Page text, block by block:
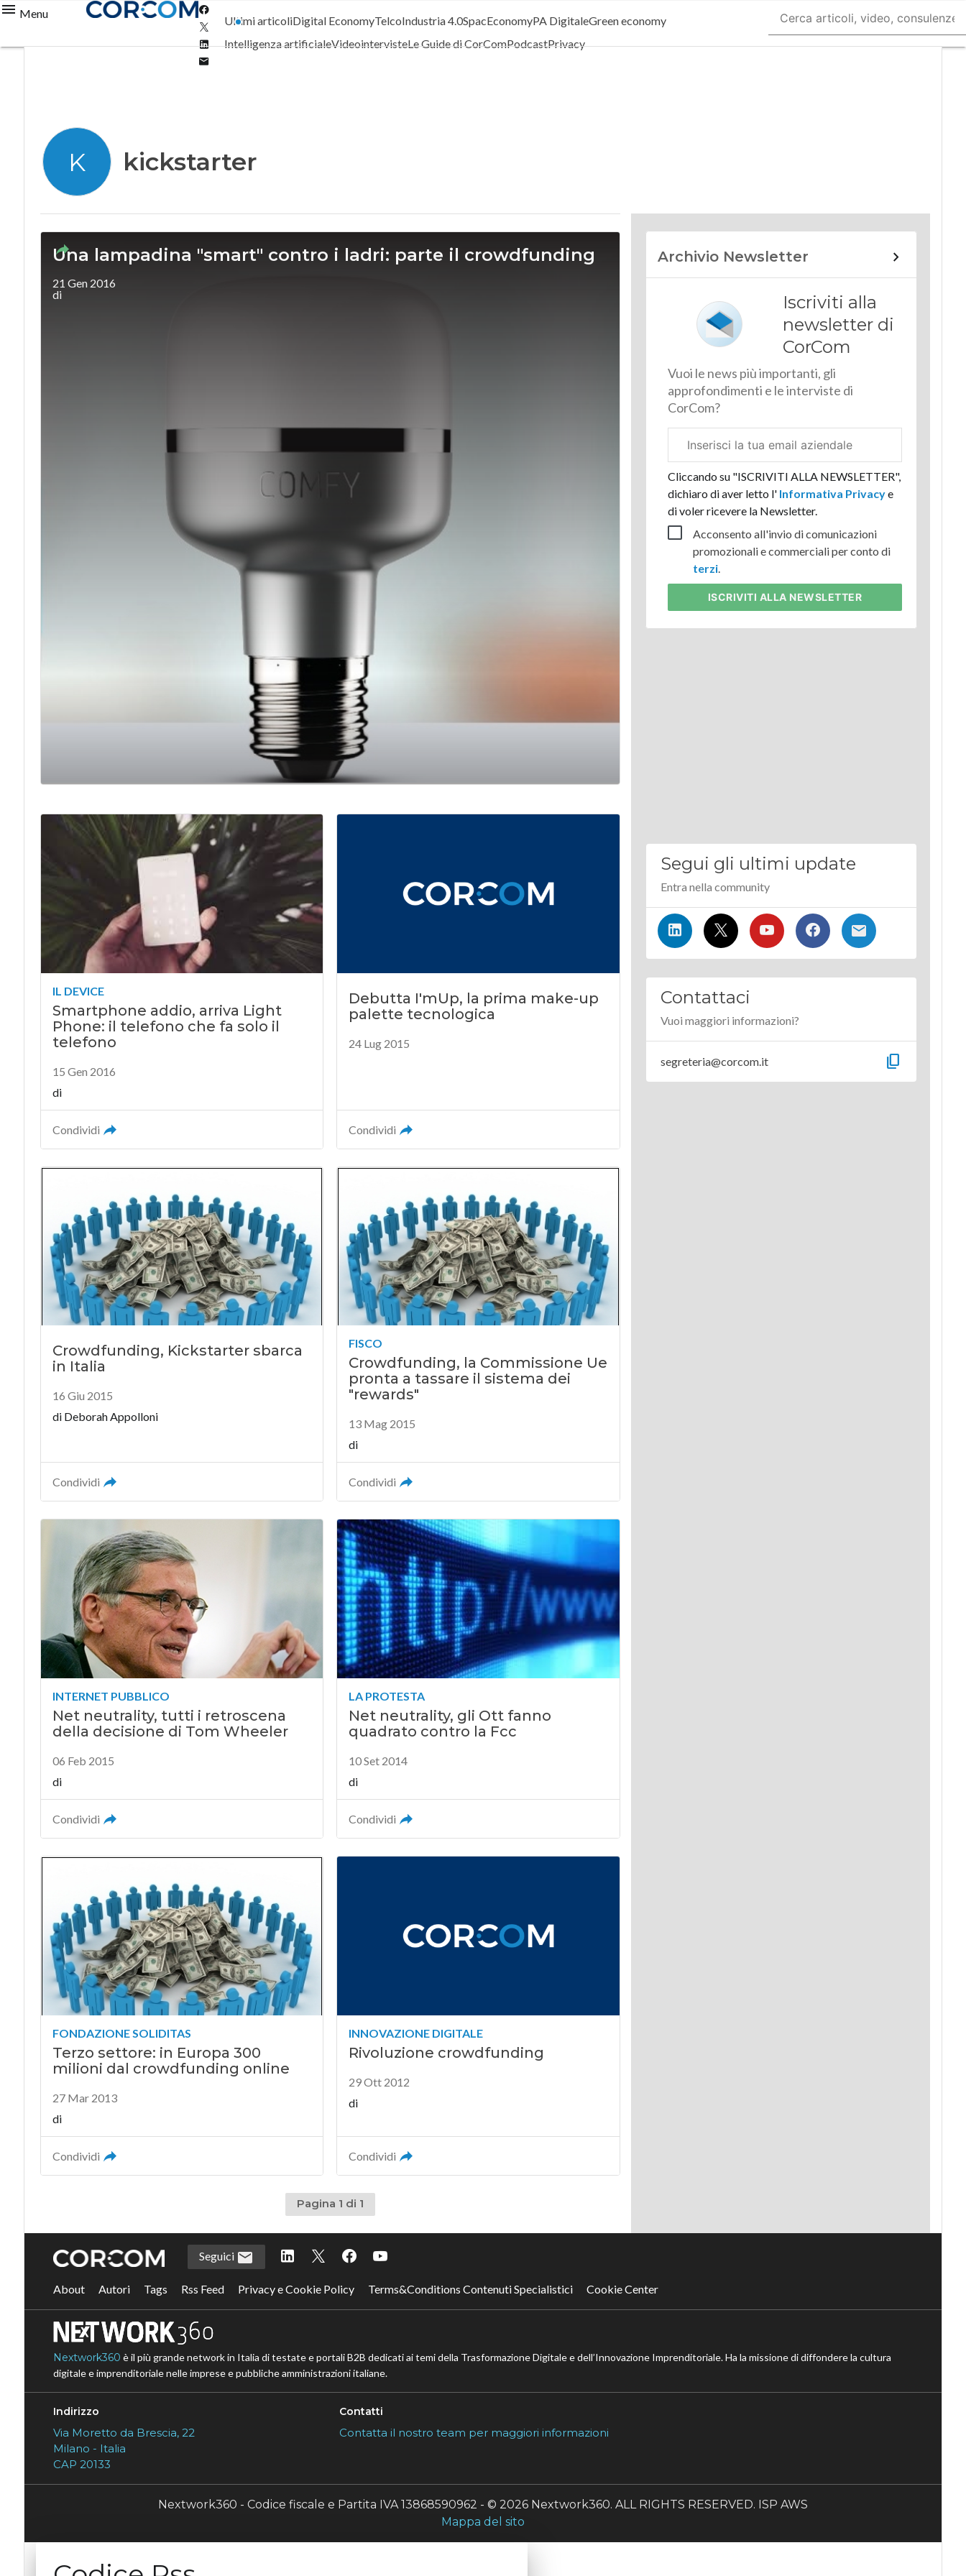
Menu
Twitter
Linkedin
Ultimi articoliDigital EconomyTelcoIndustria 4.0SpacEconomyPA DigitaleGreen economy
Intelligenza artificialeVideointervisteLe Guide di CorComPodcastPrivacy
K kickstarter
Una lampadina "smart" contro i ladri: parte il crowdfunding
21 Gen 2016
di
IL DEVICE
Smartphone addio, arriva Light
Phone: il telefono che fa solo il
telefono
15 Gen 2016
di
Condividi
Debutta I'mUp, la prima make-up
palette tecnologica
24 Lug 2015
Condividi
Crowdfunding, Kickstarter sbarca
in Italia
16 Giu 2015
di Deborah Appolloni
Condividi
FISCO
Crowdfunding, la Commissione Ue
pronta a tassare il sistema dei
"rewards"
13 Mag 2015
di
Condividi
INTERNET PUBBLICO
Net neutrality, tutti i retroscena
della decisione di Tom Wheeler
06 Feb 2015
di
Condividi
LA PROTESTA
Net neutrality, gli Ott fanno
quadrato contro la Fcc
10 Set 2014
di
Condividi
FONDAZIONE SOLIDITAS
Terzo settore: in Europa 300
milioni dal crowdfunding online
27 Mar 2013
di
Condividi
INNOVAZIONE DIGITALE
Rivoluzione crowdfunding
29 Ott 2012
di
Condividi
Pagina 1 di 1
Archivio Newsletter
Iscriviti alla
newsletter di
CorCom
Vuoi le news più importanti, gli
approfondimenti e le interviste di
CorCom?
aziendale
Cliccando su "ISCRIVITI ALLA NEWSLETTER",
dichiaro di aver letto l'Informativa Privacye
di voler ricevere la Newsletter.
Acconsento all'invio di comunicazioni
promozionali e commerciali per conto di
terzi.
ISCRIVITI ALLA NEWSLETTER
Segui gli ultimi update
Entra nella community
Contattaci
Vuoi maggiori informazioni?
segreteria@corcom.it content_copy
Seguici
About Autori Tags Rss Feed Privacy e Cookie Policy Terms&Conditions Contenuti Specialistici Cookie Center
Nextwork360 è il più grande network in Italia di testate e portali B2B dedicati ai temi della Trasformazione Digitale e dell’Innovazione Imprenditoriale. Ha la missione di diffondere la cultura
digitale e imprenditoriale nelle imprese e pubbliche amministrazioni italiane.
Indirizzo
Via Moretto da Brescia, 22
Milano - Italia
CAP 20133
Contatti
Contatta il nostro team per maggiori informazioni
Nextwork360 - Codice fiscale e Partita IVA 13868590962 - © 2026 Nextwork360. ALL RIGHTS RESERVED. ISP AWS
Mappa del sito